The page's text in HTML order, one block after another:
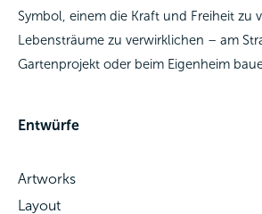
Symbol, einem die Kraft und Freiheit zu
Lebensträume zu verwirklichen – am
Gartenprojekt oder beim Eigenheim
Entwürfe
Artworks
Layout